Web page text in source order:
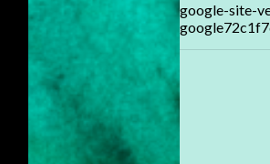
google-site-